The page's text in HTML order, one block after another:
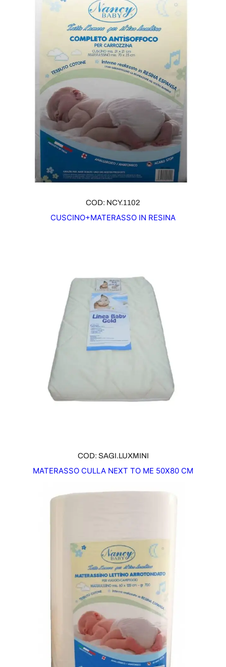
COD: NCY.1102
CUSCINO+MATERASSO IN RESINA
COD: SAGI.LUXMINI
MATERASSO CULLA NEXT TO ME 50X80 CM